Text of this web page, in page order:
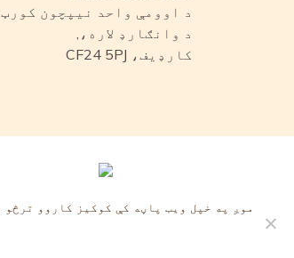
د اوومې واحد نیپچون
د وانګارډ لاره،,
کارډیف، CF24 5PJ
موږ په خپل ویب پاڼه کې کوکیز کاروو